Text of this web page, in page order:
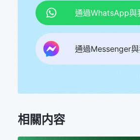
通過WhatsApp與
通過Messenger
相關内容